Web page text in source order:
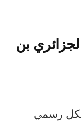
بن
رسمي